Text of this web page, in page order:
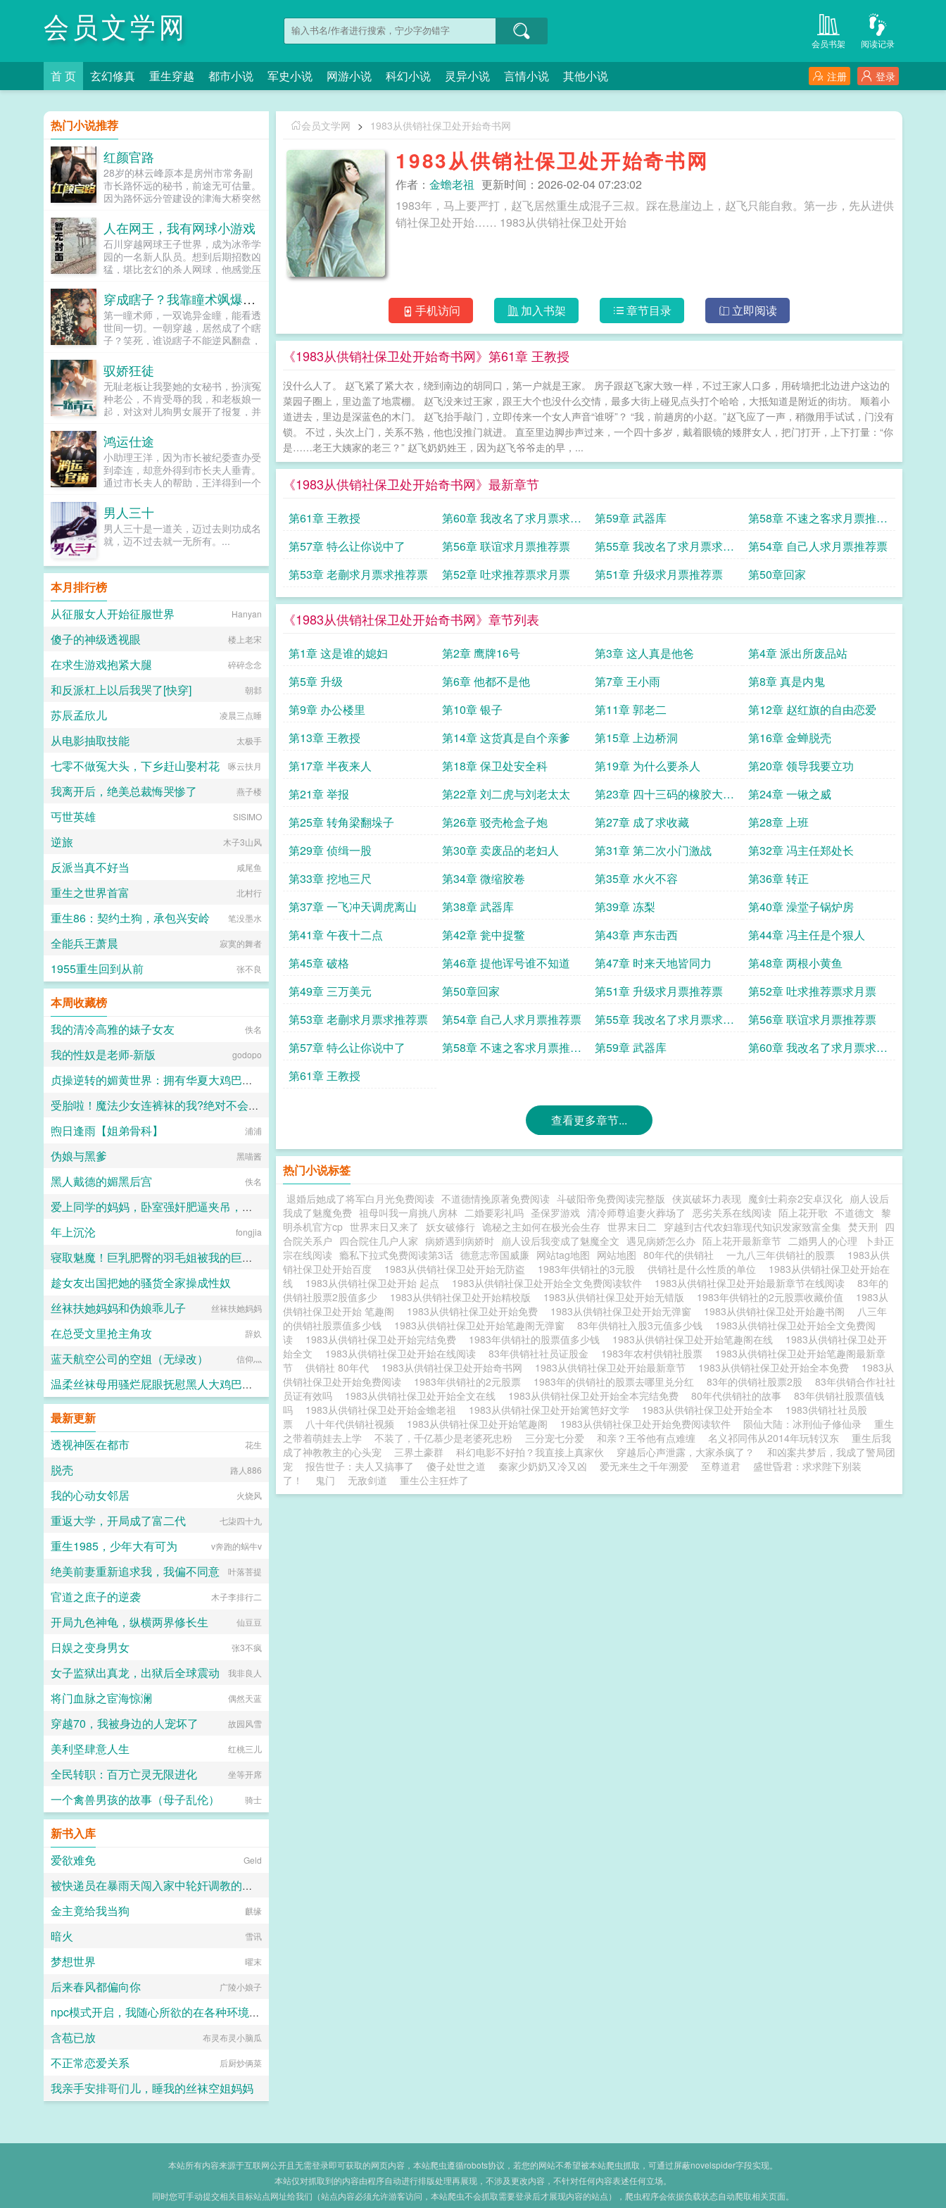
会员文学网 阅读记录
会员书架
首 页 玄幻修真 重生穿越 都市小说 军史小说 网游小说 科幻小说 灵异小说 言情小说 其他小说 登录
注册
会员文学网 > 1983从供销社保卫处开始奇书网
1983从供销社保卫处开始奇书网
作者： 金蟾老祖 更新时间：2026-02-04 07:23:02
1983年，马上要严打，赵飞居然重生成混子三叔。踩在悬崖边上，赵飞只能自救。第一步，先从进供
销社保卫处开始…… 1983从供销社保卫处开始
手机访问 加入书架 章节目录 立即阅读
《1983从供销社保卫处开始奇书网》第61章 王教授
没什么人了。 赵飞紧了紧大衣，绕到南边的胡同口，第一户就是王家。 房子跟赵飞家大致一样，不过王家人口多，用砖墙把北边进户这边的
菜园子圈上，里边盖了地震棚。 赵飞没来过王家，跟王大个也没什么交情，最多大街上碰见点头打个哈哈，大抵知道是附近的街坊。 顺着小
道进去，里边是深蓝色的木门。 赵飞抬手敲门，立即传来一个女人声音“谁呀”？ “我，前趟房的小赵。”赵飞应了一声，稍微用手试试，门没有
锁。 不过，头次上门，关系不熟，他也没推门就进。 直至里边脚步声过来，一个四十多岁，戴着眼镜的矮胖女人，把门打开，上下打量：“你
是……老王大姨家的老三？” 赵飞奶奶姓王，因为赵飞爷爷走的早，...
《1983从供销社保卫处开始奇书网》最新章节
第61章 王教授
第60章 我改名了求月票求推
荐票
第59章 武器库
第58章 不速之客求月票推荐
票
第57章 特么让你说中了 第56章 联谊求月票推荐票
第55章 我改名了求月票求推
荐票
第54章 自己人求月票推荐票
第53章 老蒯求月票求推荐票
第52章 吐求推荐票求月票 第51章 升级求月票推荐票 第50章回家
《1983从供销社保卫处开始奇书网》章节列表
第1章 这是谁的媳妇 第2章 鹰牌16号 第3章 这人真是他爸
第4章 派出所废品站
第5章 升级
第6章 他都不是他 第7章 王小雨
第8章 真是内鬼
第9章 办公楼里
第10章 银子 第11章 郭老二
第12章 赵红旗的自由恋爱
第13章 王教授
第14章 这货真是自个亲爹 第15章 上边桥洞
第16章 金蝉脱壳
第17章 半夜来人
第18章 保卫处安全科 第19章 为什么要杀人
第20章 领导我要立功
第21章 举报
第22章 刘二虎与刘老太太
第23章 四十三码的橡胶大鞋
底
第24章 一锹之威
第25章 转角梁翻垛子
第26章 驳壳枪盒子炮 第27章 成了求收藏
第28章 上班
第29章 侦缉一股
第30章 卖废品的老妇人 第31章 第二次小门激战
第32章 冯主任郑处长
第33章 挖地三尺
第34章 微缩胶卷 第35章 水火不容
第36章 转正
第37章 一飞冲天调虎离山
第38章 武器库 第39章 冻梨
第40章 澡堂子锅炉房
第41章 午夜十二点
第42章 瓮中捉鳖 第43章 声东击西
第44章 冯主任是个狠人
第45章 破格
第46章 提他诨号谁不知道 第47章 时来天地皆同力
第48章 两根小黄鱼
第49章 三万美元
第50章回家 第51章 升级求月票推荐票
第52章 吐求推荐票求月票
第53章 老蒯求月票求推荐票
第54章 自己人求月票推荐票
第55章 我改名了求月票求推
荐票
第56章 联谊求月票推荐票
第57章 特么让你说中了
第58章 不速之客求月票推荐
第59章 武器库
第60章 我改名了求月票求推
第61章 王教授
查看更多章节...
热门小说标签
退婚后她成了将军白月光免费阅读 不道德情挽原著免费阅读 斗破阳帝免费阅读完整版 侠岚破坏力表现 魔剑士莉奈2安卓汉化 崩人设后
我成了魅魔免费 祖母叫我一肩挑八房林 二婚要彩礼吗 圣保罗游戏 清冷师尊追妻火葬场了 恶劣关系在线阅读 陌上花开歌 不道德文 黎
明杀机官方cp 世界末日又来了 妖女破修行 诡秘之主如何在极光会生存 世界末日二 穿越到古代农妇靠现代知识发家致富全集 焚天刑 四
合院关系户 四合院住几户人家 病娇遇到病娇时 崩人设后我变成了魅魔全文 遇见病娇怎么办 陌上花开最新章节 二婚男人的心理
卜卦正
宗在线阅读 瘾私下拉式免费阅读第3话 德意志帝国威廉 网站tag地图 网站地图 80年代的供销社 一九八三年供销社的股票
1983从供
销社保卫处开始百度
1983从供销社保卫处开始无防盗 1983年供销社的3元股 供销社是什么性质的单位
1983从供销社保卫处开始在
线
1983从供销社保卫处开始 起点 1983从供销社保卫处开始全文免费阅读软件 1983从供销社保卫处开始最新章节在线阅读
83年的
供销社股票2股值多少
1983从供销社保卫处开始精校版 1983从供销社保卫处开始无错版 1983年供销社的2元股票收藏价值
1983从
供销社保卫处开始 笔趣阁
1983从供销社保卫处开始免费 1983从供销社保卫处开始无弹窗 1983从供销社保卫处开始趣书阁
八三年
的供销社股票值多少钱
1983从供销社保卫处开始笔趣阁无弹窗 83年供销社入股3元值多少钱
1983从供销社保卫处开始全文免费阅
读
1983从供销社保卫处开始完结免费 1983年供销社的股票值多少钱 1983从供销社保卫处开始笔趣阁在线
1983从供销社保卫处开
始全文
1983从供销社保卫处开始在线阅读 83年供销社社员证股金 1983年农村供销社股票
1983从供销社保卫处开始笔趣阁最新章
节
供销社 80年代 1983从供销社保卫处开始奇书网 1983从供销社保卫处开始最新章节 1983从供销社保卫处开始全本免费
1983从
供销社保卫处开始免费阅读
1983年供销社的2元股票 1983年的供销社的股票去哪里兑分红 83年的供销社股票2股
83年供销合作社社
员证有效吗
1983从供销社保卫处开始全文在线 1983从供销社保卫处开始全本完结免费 80年代供销社的故事
83年供销社股票值钱
吗
1983从供销社保卫处开始金蟾老祖 1983从供销社保卫处开始篱笆好文学 1983从供销社保卫处开始全本
1983供销社社员股
票
八十年代供销社视频 1983从供销社保卫处开始笔趣阁 1983从供销社保卫处开始免费阅读软件 陨仙大陆：冰刑仙子修仙录
重生
之带着萌娃去上学
不装了，千亿慕少是老婆死忠粉 三分宠七分爱 和亲？王爷他有点难缠 名义祁同伟从2014年玩转汉东
重生后我
成了神教教主的心头宠
三界土豪群 科幻电影不好拍？我直接上真家伙 穿越后心声泄露，大家杀疯了？
和凶案共梦后，我成了警局团
宠
报告世子：夫人又搞事了 傻子处世之道 秦家少奶奶又冷又凶 爱无来生之千年溯爱 至尊道君
盛世昏君：求求陛下别装
了！
鬼门 无敌剑道 重生公主狂炸了
热门小说推荐
红颜官路
28岁的林云峰原本是房州市常务副
市长路怀远的秘书，前途无可估量。
因为路怀远分管建设的津海大桥突然
人羡慕的政坛新星被打入冷宫。娇妻
也离开了他，他心灰意冷借酒愁，却
意外发现女市委书记唐玉娆的秘密，
从此官运之门大开...
人在网王，我有网球小游戏
石川穿越网球王子世界，成为冰帝学
园的一名新人队员。想到后期招数凶
猛，堪比玄幻的杀人网球，他感觉压
游戏加载成功，石川成为这个世界的
唯一玩家。日常任务比赛胜利获得经
验，升级人物奖励技能点和五维属
性。刷人物好感可以获得球技传授。
副职业提供额外天赋。开局获得满级
平！面对等级离谱，标注红名的平等
院凤凰波尔克等boss级人物，将近
十种副职业基础球技和进阶球技刷到
满级的石川表示。只要显示等级，就
干掉！...
穿成瞎子？我靠瞳术飒爆京城
第一瞳术师，一双诡异金瞳，能看透
世间一切。一朝穿越，居然成了个瞎
子？笑死，谁说瞎子不能逆风翻盘，
看她翻手为云覆手为雨，不论是抛弃
原主的未婚夫，还是弄瞎原主双眼的
渣男，通通不是她的对手！沈清瞳神
挡杀神，佛挡杀佛。本以为与永安王
之间的婚事不过是一场互利互惠的交
的王爷，却对她一往情深沈清瞳想做
我夫君，三从四德了解一下？顾清之
为了夫人，立刻去进修男德！...
驭娇狂徒
无耻老板让我娶她的女秘书，扮演冤
种老公，不肯受辱的我，和老板娘一
起，对这对儿狗男女展开了报复，并
人生巅峰！...
鸿运仕途
小助理王洋，因为市长被纪委查办受
到牵连，却意外得到市长夫人垂青。
通过市长夫人的帮助，王洋得到一个
密。从此，王洋官运亨通，红颜不
断，从小助理一路扶摇而上，直入云
霄！...
男人三十
男人三十是一道关，迈过去则功成名
就，迈不过去就一无所有。...
本月排行榜
从征服女人开始征服世界
Hanyan
傻子的神级透视眼 楼上老宋
在求生游戏抱紧大腿 碎碎念念
和反派杠上以后我哭了[快穿] 朝邶
苏辰孟欣儿 凌晨三点睡
从电影抽取技能 太极手
七零不做冤大头，下乡赶山娶村花 啄云扶月
我离开后，绝美总裁悔哭惨了 燕子楼
丐世英雄 SISIMO
逆旅 木子3山风
反派当真不好当 咸尾鱼
重生之世界首富 北村行
重生86：契约土狗，承包兴安岭 笔没墨水
全能兵王萧晨 寂寞的舞者
1955重生回到从前 张不良
本周收藏榜
我的清冷高雅的婊子女友
佚名
我的性奴是老师-新版 godopo
贞操逆转的媚黄世界：拥有华夏大鸡巴的我被许多外国洋马美女强奸榨精借种
暮色鱼汤
受胎啦！魔法少女连裤袜的我?绝对不会让魔物的精虫钻入妈妈的子宫里了啦
夏檎Katze
煦日逢雨【姐弟骨科】 浦浦
伪娘与黑爹 黑喵酱
黑人戴德的媚黑后宫 佚名
爱上同学的妈妈，卧室强奸肥逼夹吊，屁眼射满，直肠灌精！
西地那非
年上沉沦 fongjia
寝取魅魔！巨乳肥臀的羽毛姐被我的巨棒寝取干出阿黑颜
Koisheep
趁女友出国把她的骚货全家操成性奴
晨曦之主
丝袜扶她妈妈和伪娘乖儿子 丝袜扶她妈妈
在总受文里抢主角攻 辞奺
蓝天航空公司的空姐（无绿改） 信仰灬
温柔丝袜母用骚烂屁眼抚慰黑人大鸡巴的淫乱群交摄影记录
最新更新
透视神医在都市
花生
脱壳 路人886
我的心动女邻居 火烧风
重返大学，开局成了富二代 七柒四十九
重生1985，少年大有可为 v奔跑的蜗牛v
绝美前妻重新追求我，我偏不同意 叶落菩提
官道之庶子的逆袭 木子李排行二
开局九色神龟，纵横两界修长生 仙豆豆
日娱之变身男女 张3不疯
女子监狱出真龙，出狱后全球震动 我非良人
将门血脉之宦海惊澜 偶然天蓝
穿越70，我被身边的人宠坏了 故园风雪
美利坚肆意人生 红桃三儿
全民转职：百万亡灵无限进化 坐等开席
一个禽兽男孩的故事（母子乱伦） 骑士
新书入库
爱欲难免
Geld
被快递员在暴雨天闯入家中轮奸调教的高冷绝美母亲
张小凡
金主竟给我当狗 麒缘
暗火 雪讯
梦想世界 曜末
后来春风都偏向你 广陵小娘子
npc模式开启，我随心所欲的在各种环境享受女人
by sun
含苞已放 布灵布灵小脑瓜
不正常恋爱关系 后厨炒俩菜
我亲手安排哥们儿，睡我的丝袜空姐妈妈
本站所有内容来源于互联网公开且无需登录即可获取的网页内容，本站爬虫遵循robots协议，若您的网站不希望被本站爬虫抓取，可通过屏蔽novelspider字段实现。
本站仅对抓取到的内容由程序自动进行排版处理再展现，不涉及更改内容，不针对任何内容表述任何立场。
同时您可手动提交相关目标站点网址给我们（站点内容必须允许游客访问，本站爬虫不会抓取需要登录后才展现内容的站点），爬虫程序会依据负载状态自动爬取相关页面。